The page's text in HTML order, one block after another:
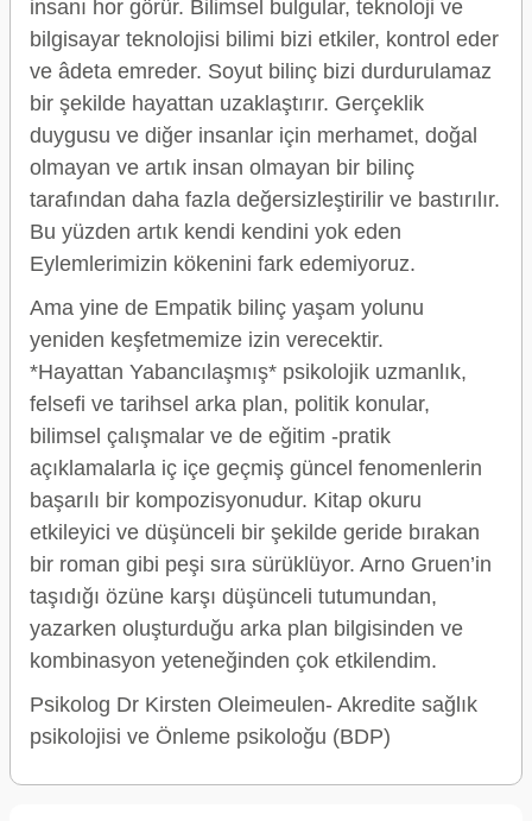
insanı hor görür. Bilimsel bulgular, teknoloji ve
bilgisayar teknolojisi bilimi bizi etkiler, kontrol eder
ve âdeta emreder. Soyut bilinç bizi durdurulamaz
bir şekilde hayattan uzaklaştırır. Gerçeklik
duygusu ve diğer insanlar için merhamet, doğal
olmayan ve artık insan olmayan bir bilinç
tarafından daha fazla değersizleştirilir ve bastırılır.
Bu yüzden artık kendi kendini yok eden
Eylemlerimizin kökenini fark edemiyoruz.
Ama yine de Empatik bilinç yaşam yolunu
yeniden keşfetmemize izin verecektir.
*Hayattan Yabancılaşmış* psikolojik uzmanlık,
felsefi ve tarihsel arka plan, politik konular,
bilimsel çalışmalar ve de eğitim -pratik
açıklamalarla iç içe geçmiş güncel fenomenlerin
başarılı bir kompozisyonudur. Kitap okuru
etkileyici ve düşünceli bir şekilde geride bırakan
bir roman gibi peşi sıra sürüklüyor. Arno Gruen’in
taşıdığı özüne karşı düşünceli tutumundan,
yazarken oluşturduğu arka plan bilgisinden ve
kombinasyon yeteneğinden çok etkilendim.
Psikolog Dr Kirsten Oleimeulen- Akredite sağlık
psikolojisi ve Önleme psikoloğu (BDP)